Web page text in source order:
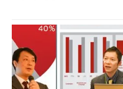
PSQD GSW MWDVV? LS,
さらにURLっぽい部分の最